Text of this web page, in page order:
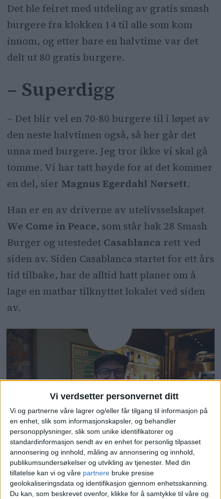
Vi verdsetter personvernet ditt
Vi og partnerne våre lagrer og/eller får tilgang til informasjon på
en enhet, slik som informasjonskapsler, og behandler
personopplysninger, slik som unike identifikatorer og
standardinformasjon sendt av en enhet for personlig tilpasset
annonsering og innhold, måling av annonsering og innhold,
publikumsundersøkelser og utvikling av tjenester. Med din
tillatelse kan vi og våre partnere bruke presise
geolokaliseringsdata og identifikasjon gjennom enhetsskanning.
Du kan, som beskrevet ovenfor, klikke for å samtykke til våre og
Det ble feiret med utdeling av gratis smash
burgere fra klokken 14 til alle som kom
innom, og etter bare en halvtime var det
delt ut 80 gratis burgere.
– Superdigg
– Det blir vel en 70-80 burgere til i løpet av
den neste halvtimen også, så her går det
unna med burgere. Jeg tror ikke vi skal gå
tomme. Vi har tatt høyde for at det kommer
en del, sier Magnus Egerdahl Nørsett.
Han er en av driverne av utelivsselskapet
We Come in Peace, som står bak 28 Smash
Burger og utestedet Casablanca rett ved
siden av. Siden Casablanca startet for ett års
tid tilbake, har de alltid hatt planer om å
lage en matbar tilknyttet lokalet ved siden
av.
– Det er utrolig flott å se at det kom så mange, og
godt å se at de ikke lot seg skremme av regnet, sier
Magnus Egerdahl Nørsett. Foto: Petter Terning